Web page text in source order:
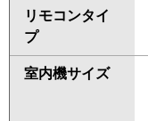
リモコンタイ
プ
室内機サイズ